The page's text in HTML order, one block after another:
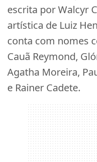
escrita por Walcyr
artística de Luiz
conta com nomes
Cauã Reymond,
Agatha Moreira,
e Rainer Cadete.